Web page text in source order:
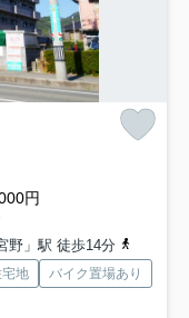
円
野」駅 徒歩14分
地
バイク置場あり